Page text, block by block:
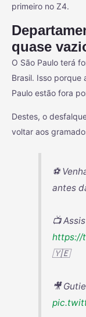
primeiro no Z4.
quase
O São Paulo terá
Brasil. Isso porque
Paulo estão fora
Destes, o
voltar aos
⚽
antes
📺
https://
🇾🇪
🎥